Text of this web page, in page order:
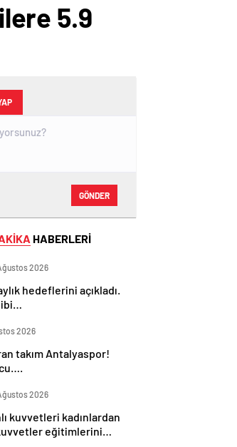
5.9
GÖNDER
HABERLERİ
2026
hedeflerini açıkladı.
2026
takım Antalyaspor!
2026
kuvvetleri kadınlardan
eğitimlerini